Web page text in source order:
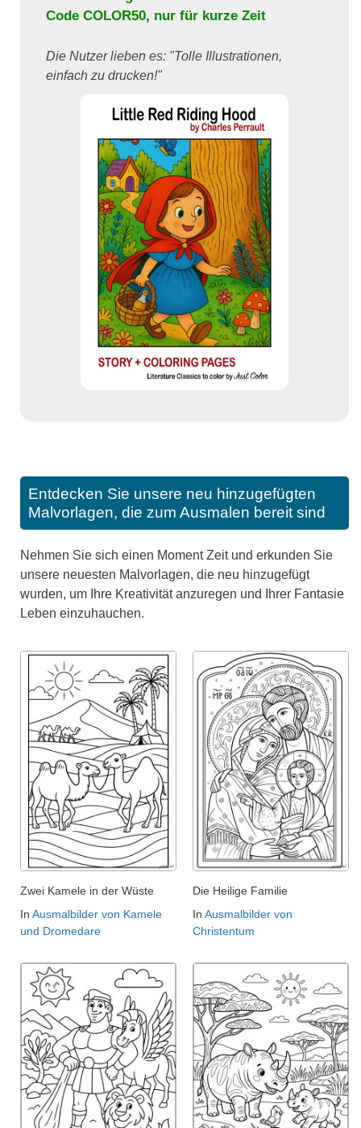
Code COLOR50, nur für kurze Zeit
Die Nutzer lieben es: "Tolle Illustrationen,
einfach zu drucken!"
Entdecken Sie unsere neu hinzugefügten
Malvorlagen, die zum Ausmalen bereit sind
Nehmen Sie sich einen Moment Zeit und erkunden Sie
unsere neuesten Malvorlagen, die neu hinzugefügt
wurden, um Ihre Kreativität anzuregen und Ihrer Fantasie
Leben einzuhauchen.
Zwei Kamele in der Wüste
In Ausmalbilder von Kamele
und Dromedare
Die Heilige Familie
In Ausmalbilder von
Christentum